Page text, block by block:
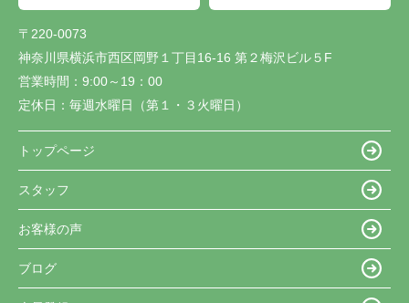
〒220-0073
神奈川県横浜市西区岡野１丁目16-16 第２梅沢ビル５F
営業時間： 9:00～19：00
定休日： 毎週水曜日（第１・３火曜日）
トップページ
スタッフ
お客様の声
ブログ